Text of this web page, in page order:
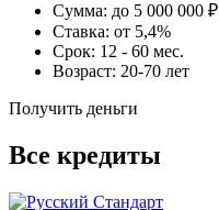
Сумма: до 5 000 000 ₽
Ставка: от 5,4%
Срок: 12 - 60 мес.
Возраст: 20-70 лет
Получить деньги
Все кредиты